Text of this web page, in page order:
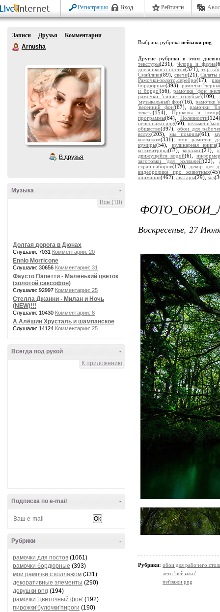
Регистрация Вход Рейтинги
Записи Друзья
Комментарии
Arnusha
В друзья
-
Музыка
Все (10)
Долгая дорога в Дюнах
Слушали: 7031 Комментарии: 20
Ennio Morricone
Слушали: 30656 Комментарии: 31
Фаусто Папетти - Маленький цветок
(золотой саксофон)
Слушали: 92997 Комментарии: 25
Стелла Джанни - Милан и Ночь
(NEW)!!!
Слушали: 10430 Комментарии: 8
А Алёшин Хрусталь и шампанское
Слушали: 14124 Комментарии: 25
-
Всегда под рукой
К приложению
-
Подписка по e-mail
-
Рубрики
рамочки для постов (1061)
рамочки бордюрные (393)
мои рамочки с коллажом (331)
декоративные элементы (290)
девушки png (194)
рамочки 'цветочный фон' (192)
пирожки'булочки'пироги (190)
Выбрана рубрика пейзажи png
Другие рубрики в этом
текстуры(231), Флора и фауна
дневников и постов(321),
Смайлики(89), свечи(21),Салаты
Рамочки-золото,серебро(17),
бордюрные(393), рамочки
и бордо'(56),рамочки 'фон
рамочки 'синие голубые'(109),
'музыкальный фон'(16), рамочки
'весенний фон'(67),рамочки
текста(154), Приколы и юмор
программы(84),Полезности
персонажи png(60),
общество(397),обои для
вслух(203),мы помним(61),
коллажом(331),мои рамочки
кумиры(54), кулинарная книга
котоматрица(67),коллажи(21),
движущейся водой(6),
заготовки 'для коллажей'(22),
скрап.наборов(170), декор для
видеоролики про животных
анимация(462), аватары(29), sos
Воскресенье, 27
Рубрики: обои для рабочего
лето 'пейзажи'
пейзажи png